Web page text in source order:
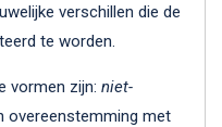
verschillen die de
te worden.
vormen zijn: niet-
overeenstemming met